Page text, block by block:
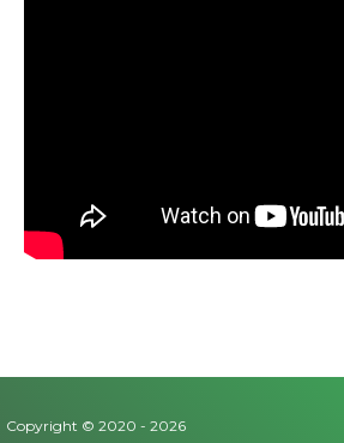
Copyright © 2020 - 2026